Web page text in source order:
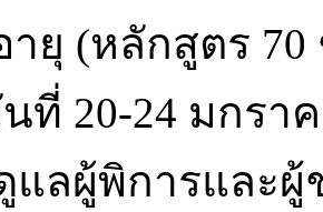
ยุ (หลักสูตร 70
ที่ 20-24 มกรา
แลผู้พิการและ